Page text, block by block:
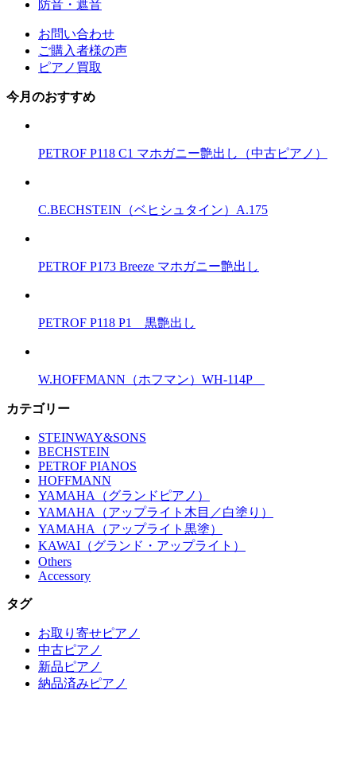
防音・遮音
お問い合わせ
ご購入者様の声
ピアノ買取
今月のおすすめ
PETROF P118 C1 マホガニー艶出し（中古ピアノ）
C.BECHSTEIN（ベヒシュタイン）A.175
PETROF P173 Breeze マホガニー艶出し
PETROF P118 P1 黒艶出し
W.HOFFMANN（ホフマン）WH-114P
カテゴリー
STEINWAY&SONS
BECHSTEIN
PETROF PIANOS
HOFFMANN
YAMAHA（グランドピアノ）
YAMAHA（アップライト木目／白塗り）
YAMAHA（アップライト黒塗）
KAWAI（グランド・アップライト）
Others
Accessory
タグ
お取り寄せピアノ
中古ピアノ
新品ピアノ
納品済みピアノ